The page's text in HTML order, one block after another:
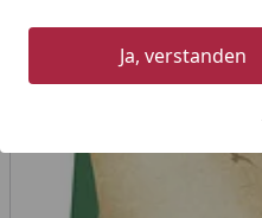
Ja, verstanden